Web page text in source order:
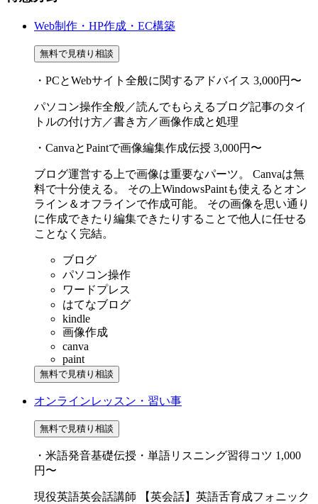
Web制作・HP作成・EC構築
無料で見積り相談
・PCとWebサイト全般に関するアドバイス 3,000円〜
パソコン操作全般／読んでもらえるブログ記事のタイ
トルの付け方／書き方／画像作成と処理
・CanvaとPaintで画像編集作成伝授 3,000円〜
ブログ運営する上で画像は重要なパーツ。 Canvaは無
料で十分使える。 その上WindowsPaintも使えるとオン
ライン＆オフラインで作成可能。 その画像を思い通り
に作成できたり編集できたりすることで他人に任せる
ことなく完結。
ブログ
パソコン操作
ワードプレス
はてなブログ
kindle
画像作成
canva
paint
無料で見積り相談
オンラインレッスン・習い事
無料で見積り相談
・米語発音基礎伝授・単語リスニング習得コツ 1,000
円〜
現役英語英会話講師 【英会話】英語舌育成フォニック